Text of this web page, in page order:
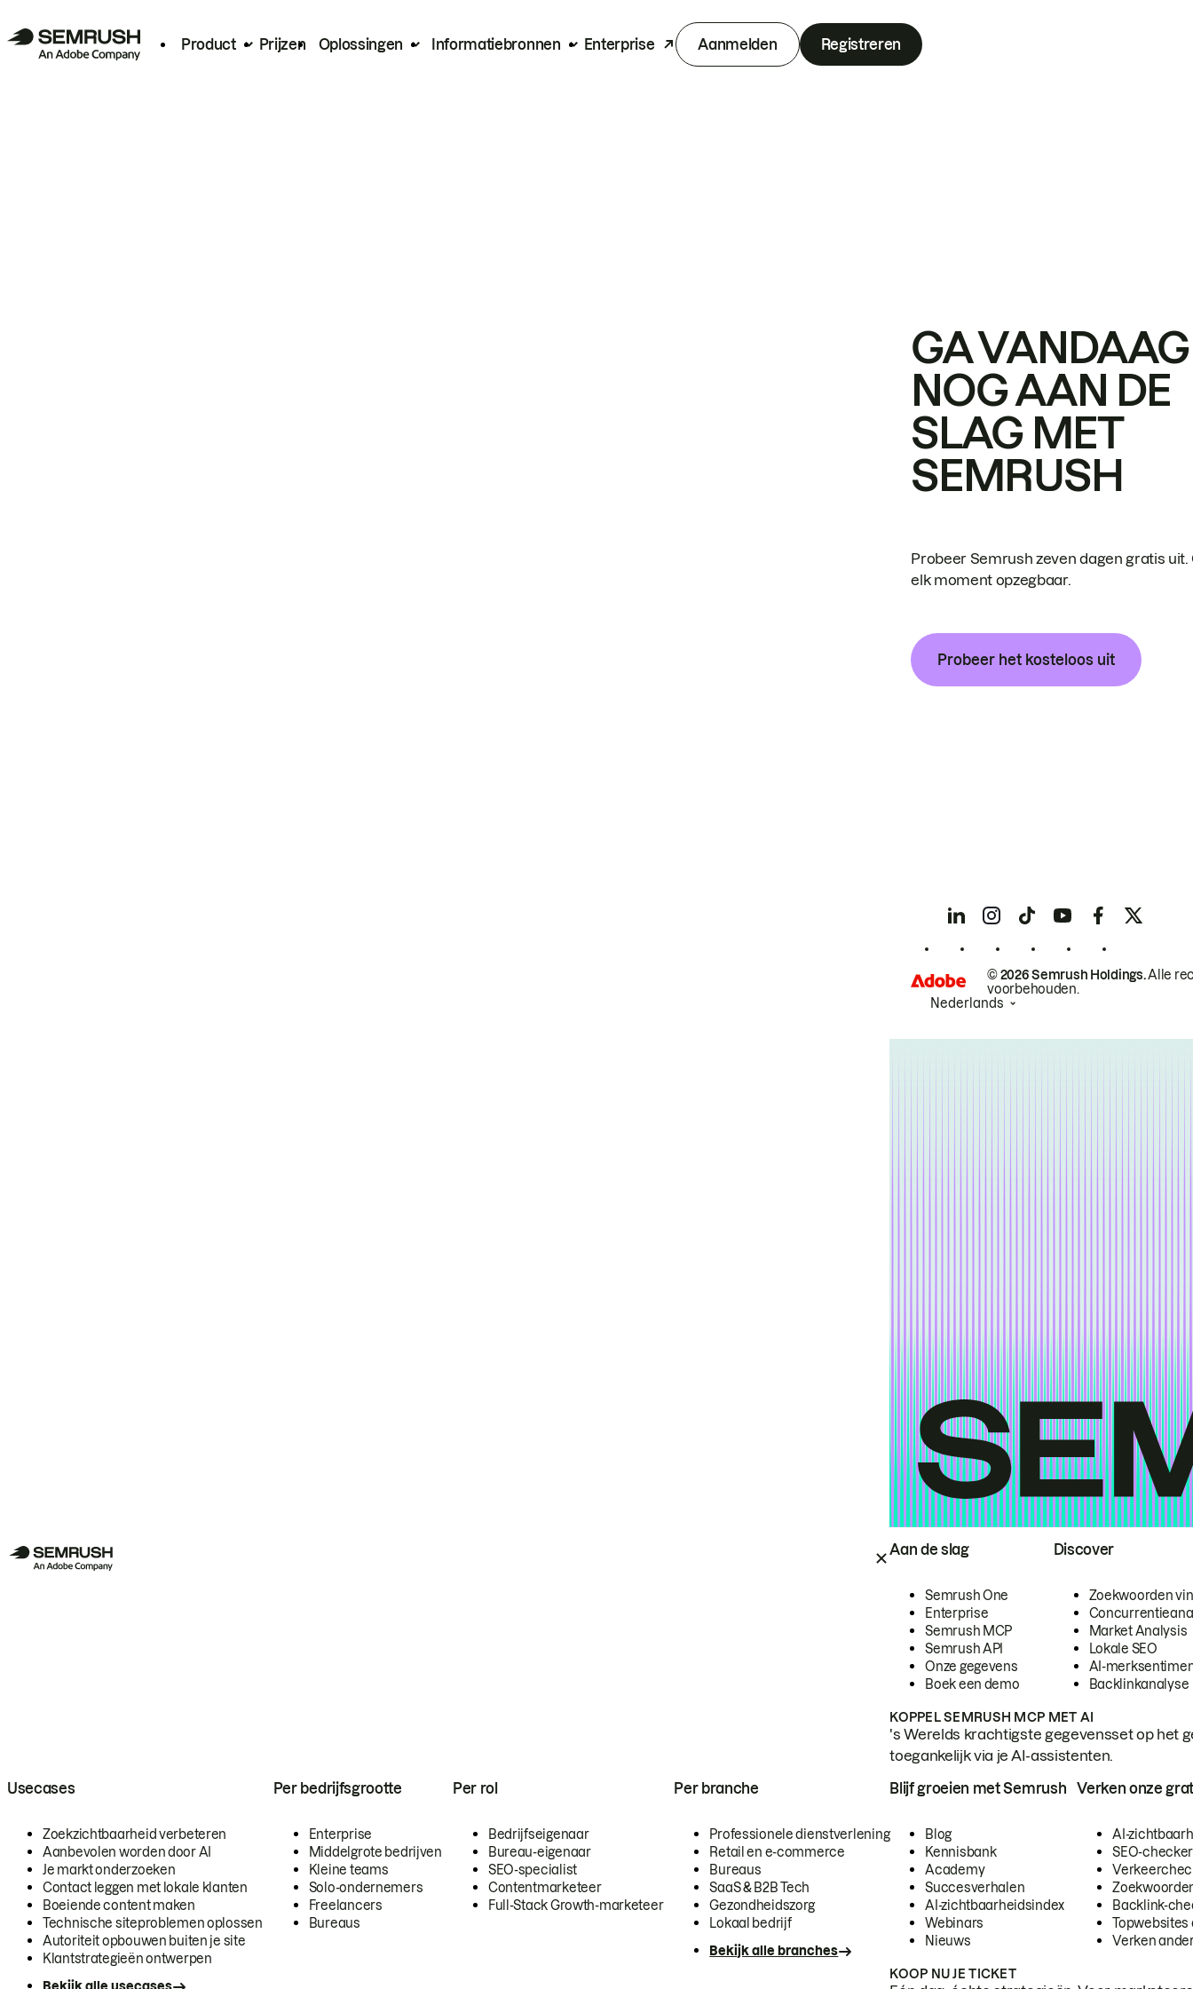
Product Prijzen Oplossingen Informatiebronnen Enterprise Aanmelden Registreren
Aan de slag
Semrush One
Enterprise
Semrush MCP
Semrush API
Onze gegevens
Boek een demo
Discover
Zoekwoorden
Market Analysis
Lokale SEO
AI-
Backlinkanalyse
KOPPEL SEMRUSH MCP MET AI
's Werelds krachtigste gegevensset op het
toegankelijk via je AI-assistenten.
Usecases
Zoekzichtbaarheid verbeteren
Aanbevolen worden door AI
Je markt onderzoeken
Contact leggen met lokale klanten
Boeiende content maken
Technische siteproblemen oplossen
Autoriteit opbouwen buiten je site
Klantstrategieën ontwerpen
Per bedrijfsgrootte
Enterprise
Middelgrote bedrijven
Kleine teams
Solo-ondernemers
Freelancers
Bureaus
Per rol
Bedrijfseigenaar
Bureau-eigenaar
SEO-specialist
Contentmarketeer
Full-Stack Growth-marketeer
Per branche
Professionele dienstverlening
Retail en e-commerce
Bureaus
SaaS & B2B Tech
Gezondheidszorg
Lokaal bedrijf
Bekijk alle branches
Blijf groeien met Semrush
Blog
Kennisbank
Academy
Succesverhalen
AI-zichtbaarheidsindex
Webinars
Nieuws
Verken onze
AI-
SEO-checker
Backlink-
Topwebsites
Verken
KOOP NU JE TICKET
GA VANDAAG
NOG AAN DE
SLAG MET
SEMRUSH
Probeer Semrush zeven dagen gratis uit.
elk moment opzegbaar.
Probeer het kosteloos uit
© 2026 Semrush Holdings.Alle
voorbehouden.
Nederlands